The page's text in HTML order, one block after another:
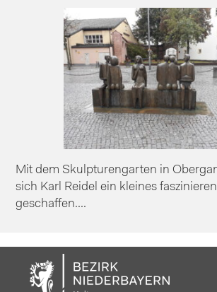
Mit dem Skulpturengarten in
sich Karl Reidel ein kleines
geschaffen....